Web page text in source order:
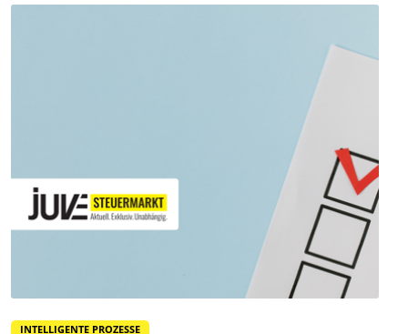
INTELLIGENTE PROZESSE